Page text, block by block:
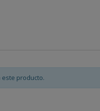
este producto.